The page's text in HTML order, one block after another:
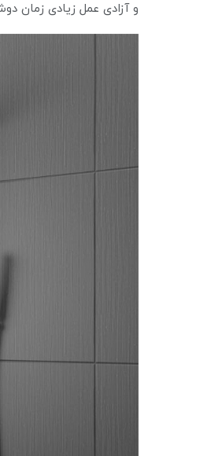
و آزادی عمل زیادی زمان